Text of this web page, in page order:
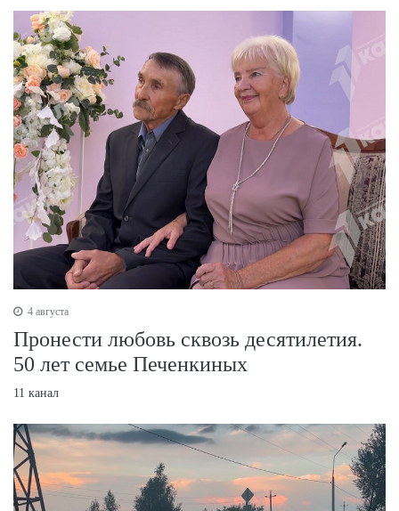
4 августа
Пронести любовь сквозь десятилетия.
50 лет семье Печенкиных
11 канал